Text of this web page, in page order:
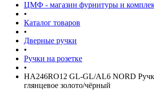
ЦМФ - магазин фурнитуры и
•
Каталог товаров
•
Дверные ручки
•
Ручки на розетке
•
HA246RO12 GL-GL/AL6 NORD
глянцевое золото/чёрный